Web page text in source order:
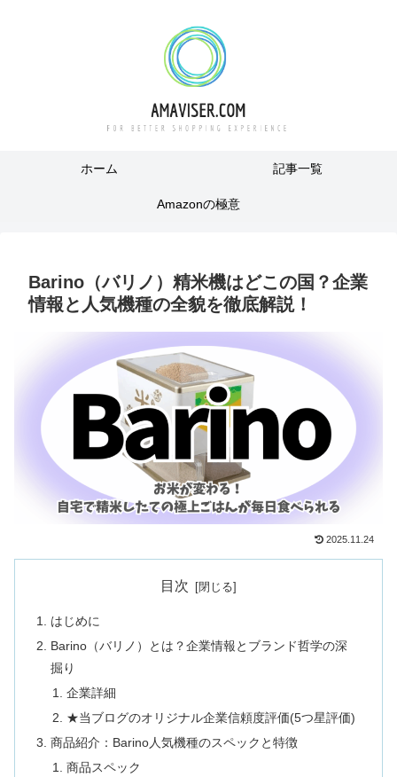
ホーム 記事一覧
Amazonの極意
Barino（バリノ）精米機はどこの国？企業
情報と人気機種の全貌を徹底解説！
2025.11.24
目次
はじめに
Barino（バリノ）とは？企業情報とブランド哲学の深
掘り
企業詳細
★当ブログのオリジナル企業信頼度評価(5つ星評価)
商品紹介：Barino人気機種のスペックと特徴
商品スペック